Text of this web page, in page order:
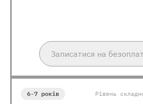
Записатися на
6-7 років Рівень